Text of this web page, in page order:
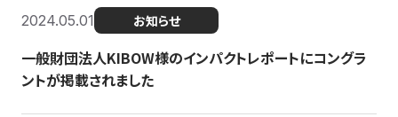
2024.05.01 お知らせ
一般財団法人KIBOW様のインパクトレポートにコングラ
ントが掲載されました